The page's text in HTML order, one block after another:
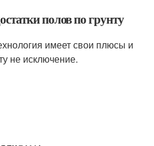
полов по грунту
имеет свои плюсы и
не исключение.